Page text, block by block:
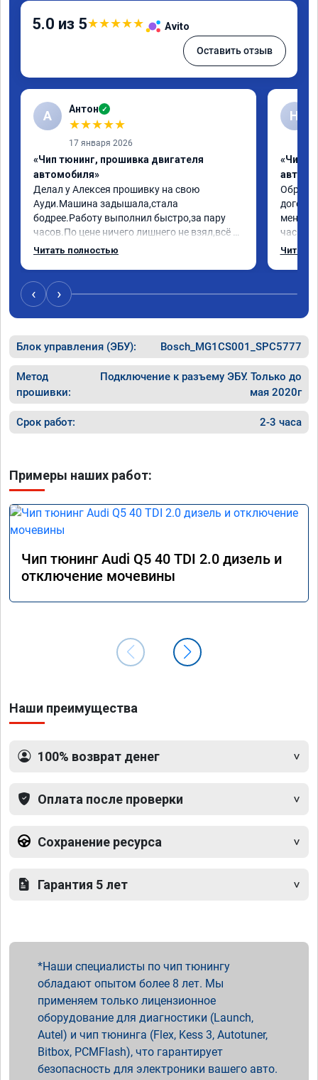
5.0 из 5★★★★★ Avito
Оставить отзыв
А Антон ✓
★★★★★
17 января 2026
«Чип тюнинг, прошивка двигателя
автомобиля»
Делал у Алексея прошивку на свою
Ауди.Машина задышала,стала
бодрее.Работу выполнил быстро,за пару
часов.По цене ничего лишнего не взял,всё
как договаривались заранее.После работы
случае поломки авто.Однозначно
рекомендую Алексея как грамотного
специалиста!
Читать полностью
Н
«Чип
меня
час
Арман
Читать
‹ ›
Блок управления (ЭБУ): Bosch_MG1CS001_SPC5777
Метод
прошивки:
Подключение к разъему ЭБУ. Только до
мая 2020г
Срок работ: 2-3 часа
Примеры наших работ:
Чип тюнинг Audi Q5 40 TDI 2.0 дизель и
отключение мочевины
Наши преимущества
100% возврат денег
Оплата после проверки
Сохранение ресурса
Гарантия 5 лет
Наши специалисты по чип тюнингу
обладают опытом более 8 лет. Мы
применяем только лицензионное
оборудование для диагностики (Launch,
Autel) и чип тюнинга (Flex, Kess 3, Autotuner,
Bitbox, PCMFlash), что гарантирует
безопасность для электроники вашего авто.